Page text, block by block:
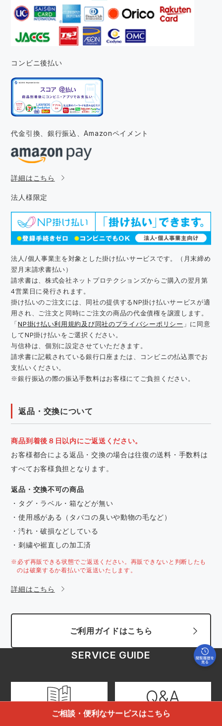
ご相談・便利なサービスはこちら
コンビニ後払い
代金引換、銀行振込、Amazonペイメント
詳細はこちら
法人様限定
法人/個人事業主を対象とした掛け払いサービスです。（月末締め
翌月末請求書払い）
請求書は、株式会社ネットプロテクションズからご購入の翌月第
4営業日に発行されます。
掛け払いのご注文には、同社の提供するNP掛け払いサービスが適
用され、ご注文と同時にご注文の商品の代金債権を譲渡します。
「NP掛け払い利用規約及び同社のプライバシーポリシー 」に同意
してNP掛け払いをご選択ください。
与信枠は、個別に設定させていただきます。
請求書に記載されている銀行口座または、コンビニの払込票でお
支払いください。
※銀行振込の際の振込手数料はお客様にてご負担ください。
返品・交換について
商品到着後８日以内にご返送ください。
お客様都合による返品・交換の場合は往復の送料・手数料は
すべてお客様負担となります。
返品・交換不可の商品
・タグ・ラベル・箱などが無い
・使用感がある（タバコの臭いや動物の毛など）
・汚れ・破損などしている
・刺繍や裾直しの加工済
※必ず再販できる状態でご返送ください。再販できないと判断したも
のは破棄するか着払いで返送いたします。
詳細はこちら
ご利用ガイドはこちら
SERVICE GUIDE
ご利用ガイド よくあるご質問